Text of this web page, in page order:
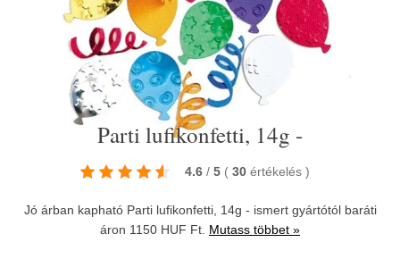
Parti lufikonfetti, 14g -
4.6 / 5 ( 30 értékelés )
Jó árban kapható Parti lufikonfetti, 14g - ismert gyártótól baráti
áron 1150 HUF Ft. Mutass többet »